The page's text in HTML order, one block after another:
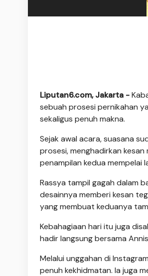
Liputan6.com, Jakarta -
sebuah prosesi pernikahan
sekaligus penuh makna.
Sejak awal acara, suasana
prosesi, menghadirkan
penampilan kedua mempelai
Rassya tampil gagah dalam
desainnya memberi kesan
yang membuat keduanya
Kebahagiaan hari itu juga
hadir langsung bersama
Melalui unggahan di
penuh kekhidmatan. Ia juga